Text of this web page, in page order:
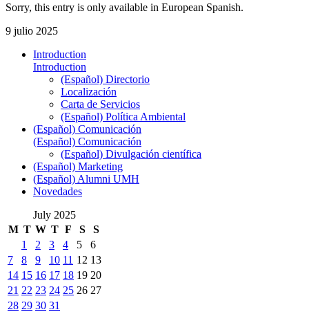
Sorry, this entry is only available in European Spanish.
9 julio 2025
Introduction
Introduction
(Español) Directorio
Localización
Carta de Servicios
(Español) Política Ambiental
(Español) Comunicación
(Español) Comunicación
(Español) Divulgación científica
(Español) Marketing
(Español) Alumni UMH
Novedades
July 2025
M T W T F S
S
1
2 3 4 5
6
7
8 9 10 11 12 13
14 15 16 17 18 19 20
21 22 23 24 25 26 27
28 29 30 31